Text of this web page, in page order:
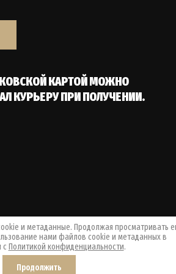
КАРТОЙ МОЖНО
КУРЬЕРУ ПРИ ПОЛУЧЕНИИ.
и метаданные. Продолжая просматривать
нами файлов cookie и метаданных в
с Политикой конфиденциальности.
Продолжить